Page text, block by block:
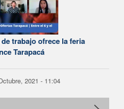
trabajo ofrece la feria
Tarapacá
2021 - 11:04